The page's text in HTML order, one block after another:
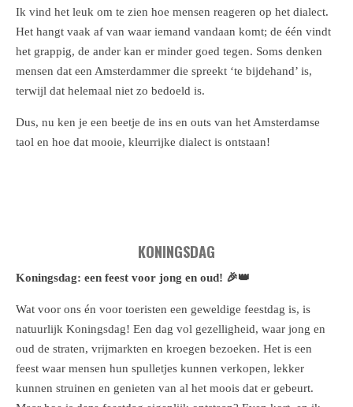
Ik vind het leuk om te zien hoe mensen reageren op het dialect.
Het hangt vaak af van waar iemand vandaan komt; de één vindt
het grappig, de ander kan er minder goed tegen. Soms denken
mensen dat een Amsterdammer die spreekt ‘te bijdehand’ is,
terwijl dat helemaal niet zo bedoeld is.
Dus, nu ken je een beetje de ins en outs van het Amsterdamse
taol en hoe dat mooie, kleurrijke dialect is ontstaan!
KONINGSDAG
Koningsdag: een feest voor jong en oud! 🎉👑
Wat voor ons én voor toeristen een geweldige feestdag is, is
natuurlijk Koningsdag! Een dag vol gezelligheid, waar jong en
oud de straten, vrijmarkten en kroegen bezoeken. Het is een
feest waar mensen hun spulletjes kunnen verkopen, lekker
kunnen struinen en genieten van al het moois dat er gebeurt.